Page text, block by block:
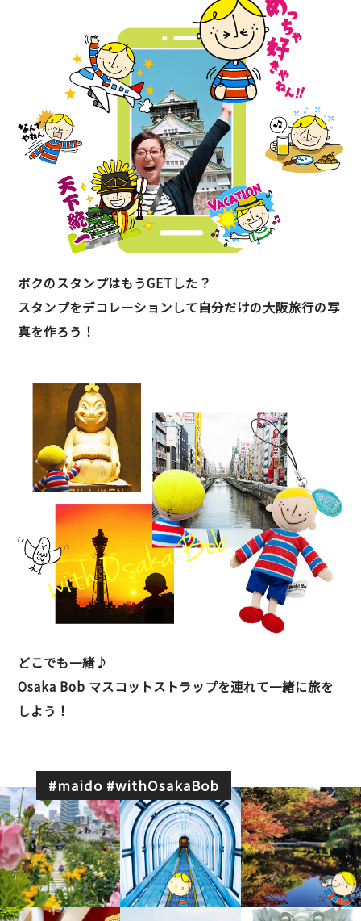
ボクのスタンプはもうGETした？
スタンプをデコレーションして自分だけの大阪旅行の写
真を作ろう！
どこでも一緒♪
Osaka Bob マスコットストラップを連れて一緒に旅を
しよう！
#maido #withOsakaBob